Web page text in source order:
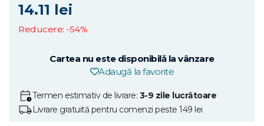
14.11 lei
Reducere: -54%
Cartea nu este disponibilă la vânzare
Adaugă la favorite
Termen estimativ de livrare: 3-9 zile lucrătoare
Livrare gratuită pentru comenzi peste 149 lei